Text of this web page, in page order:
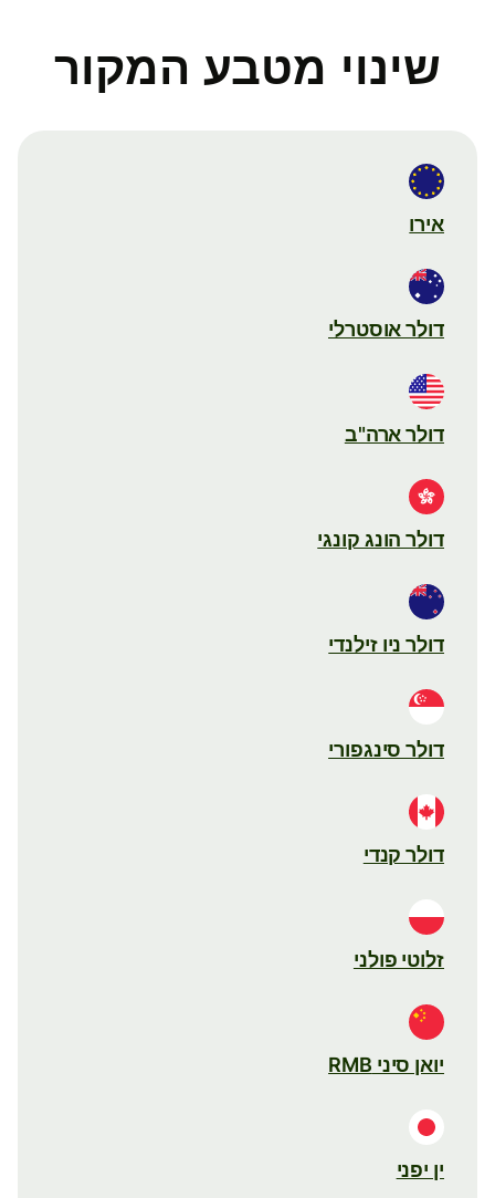
שינוי מטבע המקור
אירו
דולר אוסטרלי
דולר ארה"ב
דולר הונג קונגי
דולר ניו זילנדי
דולר סינגפורי
דולר קנדי
זלוטי פולני
יואן סיני RMB
ין יפני